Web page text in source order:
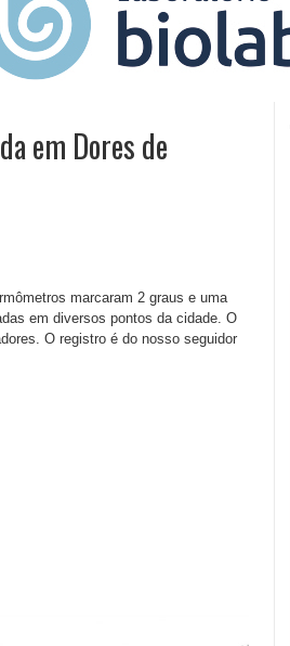
em Dores de
marcaram 2 graus e uma
em diversos pontos da cidade. O
O registro é do nosso seguidor